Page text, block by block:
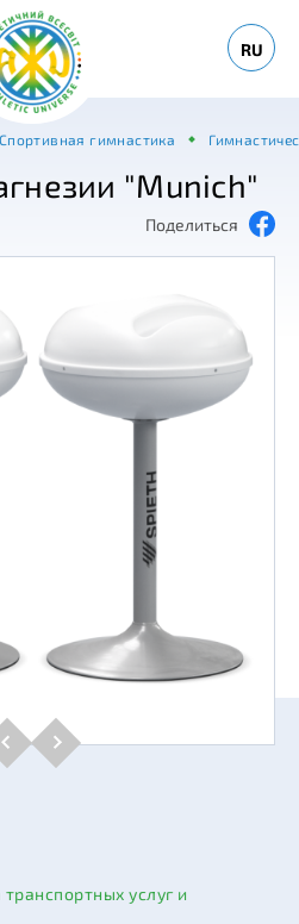
RU
Спортивная гимнастика
Поделиться
"Munich"
услуг и